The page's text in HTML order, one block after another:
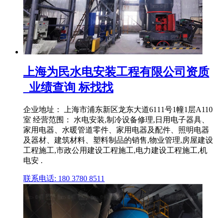
上海为民水电安装工程有限公司资质
_业绩查询 标找找
企业地址： 上海市浦东新区龙东大道6111号1幢1层A110
室 经营范围： 水电安装,制冷设备修理,日用电子器具、
家用电器、水暖管道零件、家用电器及配件、照明电器
及器材、建筑材料、塑料制品的销售,物业管理,房屋建设
工程施工,市政公用建设工程施工,电力建设工程施工,机
电安 .
联系电话: 180 3780 8511